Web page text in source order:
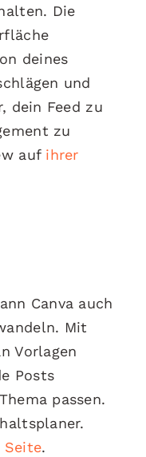
Die
deines
und
dein Feed zu
zu
auf ihrer
Canva auch
Mit
Vorlagen
Posts
passen.
Seite.